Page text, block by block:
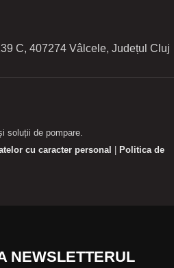
C, 407274 Vâlcele, Județul Cluj
soluții de pompare.
cu caracter personal
Politica de
NEWSLETTERUL